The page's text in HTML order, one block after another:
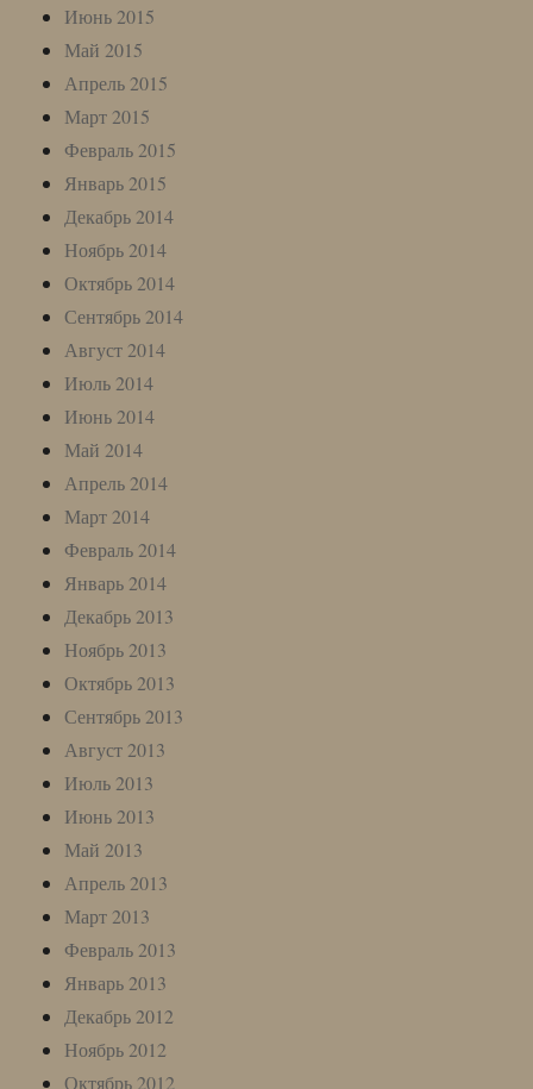
Июнь 2015
Май 2015
Апрель 2015
Март 2015
Февраль 2015
Январь 2015
Декабрь 2014
Ноябрь 2014
Октябрь 2014
Сентябрь 2014
Август 2014
Июль 2014
Июнь 2014
Май 2014
Апрель 2014
Март 2014
Февраль 2014
Январь 2014
Декабрь 2013
Ноябрь 2013
Октябрь 2013
Сентябрь 2013
Август 2013
Июль 2013
Июнь 2013
Май 2013
Апрель 2013
Март 2013
Февраль 2013
Январь 2013
Декабрь 2012
Ноябрь 2012
Октябрь 2012